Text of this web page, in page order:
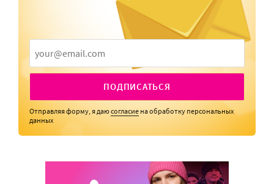
ПОДПИСАТЬСЯ
Отправляя форму, я даюсогласие на обработку персональных
данных